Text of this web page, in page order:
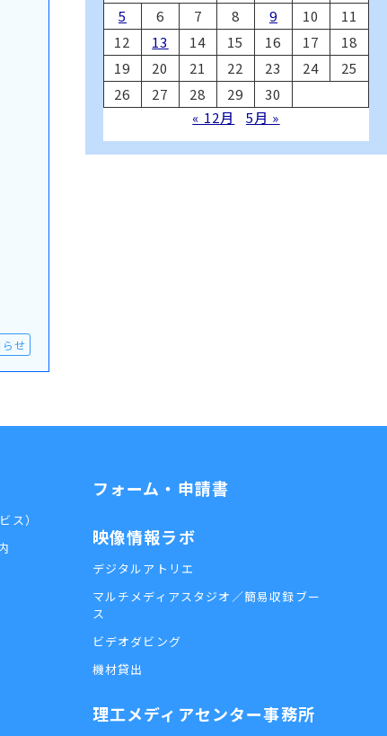
せ
5
6 7 8 9 10
11
12
13 14 15 16 17
18
19
20 21 22 23 24
25
26
27 28 29
30
« 12月
5月 »
ス）
フォーム・申請書
映像情報ラボ
デジタルアトリエ
マルチメディアスタジオ／簡易収録ブー
ス
ビデオダビング
機材貸出
理工メディアセンター事務所